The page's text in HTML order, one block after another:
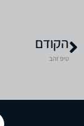
הקודם
טיפ זהב